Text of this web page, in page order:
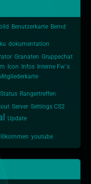
Benutzerkarte Bernd
dokumentation
Granaten Gruppechat
Icon Infos
Interne Fw´s
Mitgliederkarte
Rangertreffen
Server Settings CS2
Update
youtube